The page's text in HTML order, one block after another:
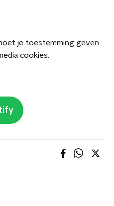
je toestemming geven
cookies.